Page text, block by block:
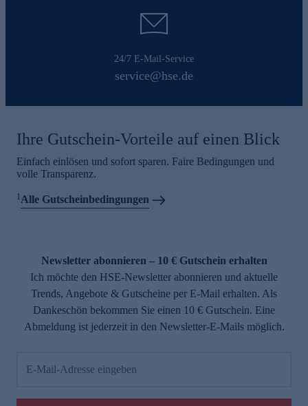
24/7 E-Mail-Service
service@hse.de
Ihre Gutschein-Vorteile auf einen Blick
Einfach einlösen und sofort sparen. Faire Bedingungen und
volle Transparenz.
1Alle Gutscheinbedingungen
Newsletter abonnieren – 10 € Gutschein erhalten
Ich möchte den HSE-Newsletter abonnieren und aktuelle
Trends, Angebote & Gutscheine per E-Mail erhalten. Als
Dankeschön bekommen Sie einen 10 € Gutschein. Eine
Abmeldung ist jederzeit in den Newsletter-E-Mails möglich.
E-Mail-Adresse eingeben